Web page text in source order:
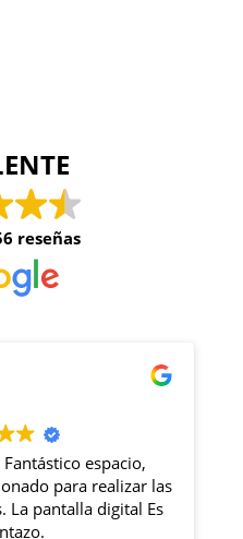
reseñas
Gabriel Goldszier
Excelente lugar con
Rosa lo haces todo
se siente muy